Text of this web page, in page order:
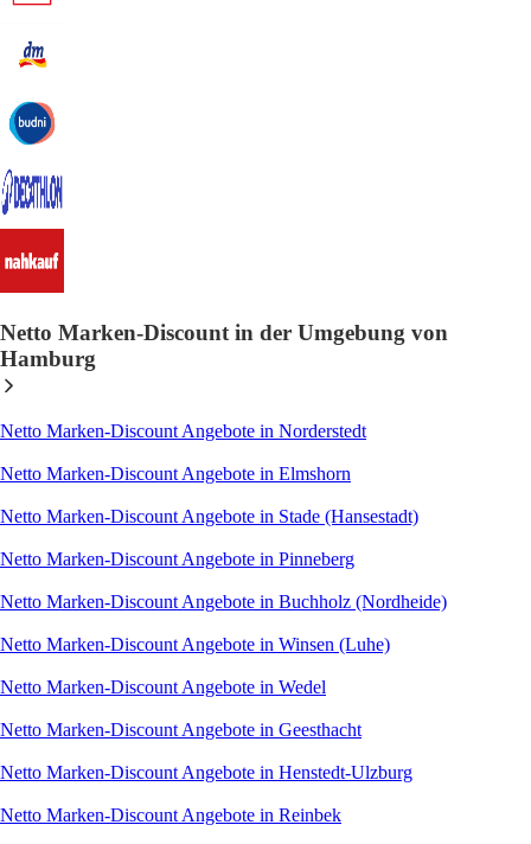
Netto Marken-Discount in der Umgebung von
Hamburg
Netto Marken-Discount Angebote in Norderstedt
Netto Marken-Discount Angebote in Elmshorn
Netto Marken-Discount Angebote in Stade (Hansestadt)
Netto Marken-Discount Angebote in Pinneberg
Netto Marken-Discount Angebote in Buchholz (Nordheide)
Netto Marken-Discount Angebote in Winsen (Luhe)
Netto Marken-Discount Angebote in Wedel
Netto Marken-Discount Angebote in Geesthacht
Netto Marken-Discount Angebote in Henstedt-Ulzburg
Netto Marken-Discount Angebote in Reinbek